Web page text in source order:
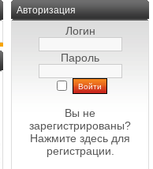
Авторизация
Логин
Пароль
Вы не
зарегистрированы?
Нажмите здесь для
регистрации.